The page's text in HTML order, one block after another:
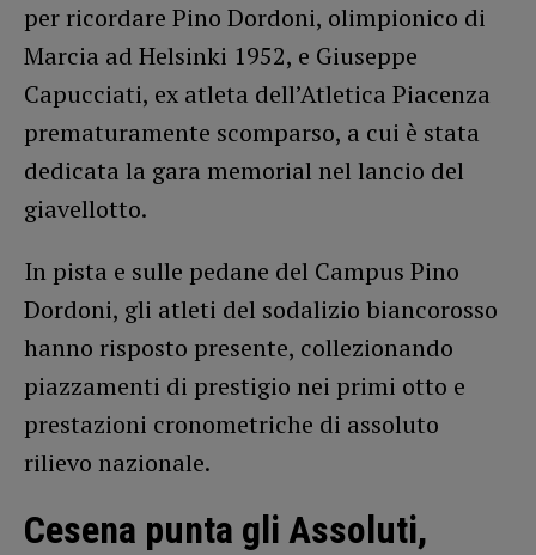
per ricordare Pino Dordoni, olimpionico di
Marcia ad Helsinki 1952, e Giuseppe
Capucciati, ex atleta dell’Atletica Piacenza
prematuramente scomparso, a cui è stata
dedicata la gara memorial nel lancio del
giavellotto.
In pista e sulle pedane del Campus Pino
Dordoni, gli atleti del sodalizio biancorosso
hanno risposto presente, collezionando
piazzamenti di prestigio nei primi otto e
prestazioni cronometriche di assoluto
rilievo nazionale.
Cesena punta gli Assoluti,